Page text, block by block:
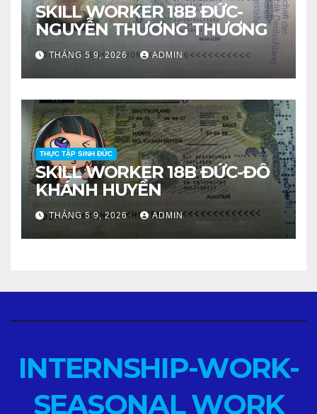
SKILL WORKER 18B ĐỨC-
NGUYỄN THƯƠNG THƯƠNG
THÁNG 5 9, 2026 ADMIN
THỰC TẬP SINH ĐỨC
SKILL WORKER 18B ĐỨC-ĐỖ
KHÁNH HUYỀN
THÁNG 5 9, 2026 ADMIN
INTERNSHIP-WORK-
SEASONAL WORK